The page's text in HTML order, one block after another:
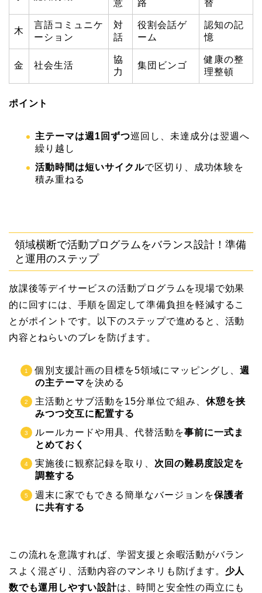
意
路
替
木
言語コミュニケ
ーション
対
話
役割会話ゲ
ーム
認知の記
憶
金 社会生活
協
力
集団ビンゴ
健康の整
理整頓
ポイント
主テーマは週1回ずつ巡回し、未達成分は翌週へ
繰り越し
活動時間は短いサイクルで区切り、成功体験を
積み重ねる
領域横断で活動プログラムをバランス設計！準備
と運用のステップ
放課後等デイサービスの活動プログラムを現場で効果
的に回すには、手順を固定して準備負担を軽減するこ
とがポイントです。以下のステップで進めると、活動
内容とねらいのブレを防げます。
個別支援計画の目標を5領域にマッピングし、 週
の主テーマ を決める
主活動とサブ活動を15分単位で組み、 休憩を挟
みつつ交互に配置する
ルールカードや用具、代替活動を事前に一式ま
とめておく
実施後に観察記録を取り、 次回の難易度設定を
調整する
週末に家でもできる簡単なバージョンを保護者
に共有する
この流れを意識すれば、学習支援と余暇活動がバラン
スよく混ざり、活動内容のマンネリも防げます。 少人
数でも運用しやすい設計は、時間と安全性の両立にも